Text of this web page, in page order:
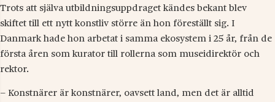
Trots att själva utbildningsuppdraget kändes bekant blev
skiftet till ett nytt konstliv större än hon föreställt sig. I
Danmark hade hon arbetat i samma ekosystem i 25 år, från de
första åren som kurator till rollerna som museidirektör och
rektor.
– Konstnärer är konstnärer, oavsett land, men det är alltid